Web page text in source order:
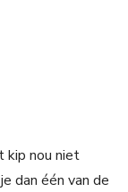
kip nou niet
dan één van de